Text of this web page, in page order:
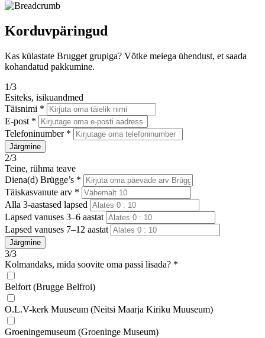
Korduvpäringud
Kas külastate Brugget grupiga? Võtke meiega ühendust, et saada
kohandatud pakkumine.
1/3
Esiteks, isikuandmed
Täisnimi *
E-post *
Telefoninumber *
Järgmine
2/3
Teine, rühma teave
Diena(d) Brügge’s *
Täiskasvanute arv *
Alla 3-aastased lapsed
Lapsed vanuses 3–6 aastat
Lapsed vanuses 7–12 aastat
Järgmine
3/3
Kolmandaks, mida soovite oma passi lisada? *
Belfort (Brugge Belfroi)
O.L.V-kerk Muuseum (Neitsi Maarja Kiriku Muuseum)
Groeningemuseum (Groeninge Museum)